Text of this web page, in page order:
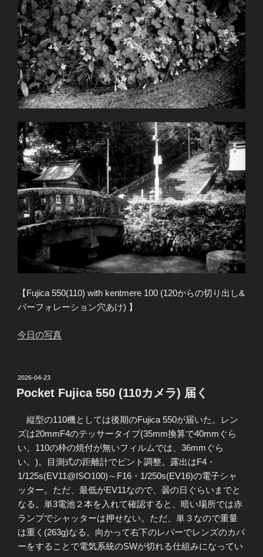
【Fujica 550(110) with kentmere 100 (120からの切り出し&
パーフォレーション穴あけ) 】
今日の写真
投
稿
日:
2026-04-23
Pocket Fujica 550 (110カメラ) 届く
縦型の110機としては後期のFujica 550が届いた。レン
ズは20mmF4のテッサータイプ(35mm換算で40mmぐら
い。110の枠の焼付が無いフィルムでは、36mmぐら
い。)。目測式の距離計でピント調整。露出はF4・
1/125s(EV11@ISO100)～F16・1/250s(EV16)の電子シャ
ッター。ただ、最低がEV11なので、曇の日ぐらいまでと
なる。単3電池２本を入れて確認すると、暗い場所では赤
ランプでシャッターは押せない。ただ、単３なので重量
は重く(263g)なる。向かって右下のレバーでレンズのカバ
ーをすることで電気系統のSWが切れる仕組みになってい